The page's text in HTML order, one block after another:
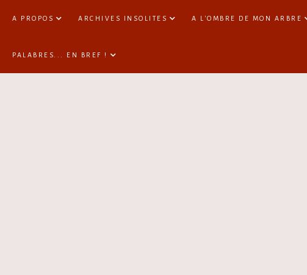
A PROPOS ARCHIVES INSOLITES A L'OMBRE DE MON ARBRE
PALABRES... EN BREF !